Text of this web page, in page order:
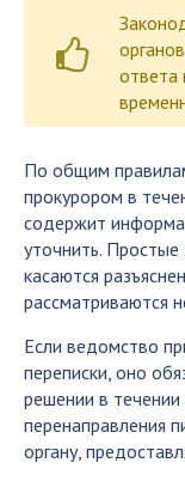
ответа
По общим
прокурором в
содержит
уточнить. Простые
касаются
рассматриваются
Если ведомство
переписки, оно
решении в
перенаправления
органу,